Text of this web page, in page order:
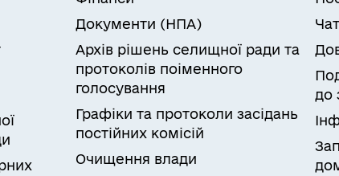
район,
(за
область,
Миколаївська
селищна
межами
пункту)»
Документи (НПА)
Архів рішень селищної ради та
протоколів поіменного
голосування
Графіки та протоколи засідань
постійних комісій
Очищення влади
до